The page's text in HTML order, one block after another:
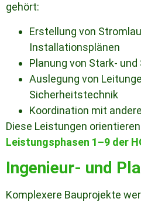
gehört:
Erstellung von
Installationsplänen
Planung von Stark-
Auslegung von
Sicherheitstechnik
Koordination mit
Diese Leistungen
Leistungsphasen 1–9 der
Ingenieur- und
Komplexere Bauprojekte